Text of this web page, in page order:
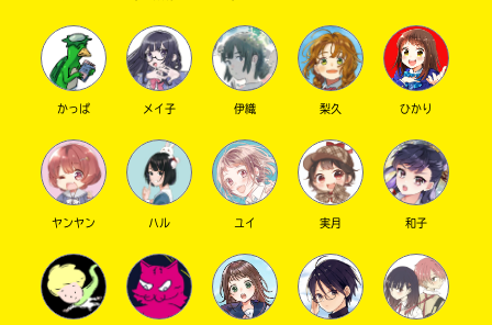
キーワードから探す
オフィシャルアカウント
かっぱ メイ子 伊織 梨久 ひかり
ヤンヤン ハル ユイ 実月 和子